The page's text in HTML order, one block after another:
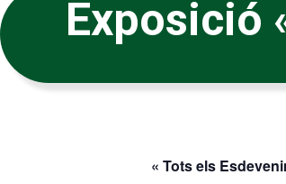
Exposició
« Tots els